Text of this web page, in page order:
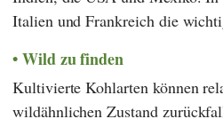
Italien und Frankreich die
Wild zu finden
Kultivierte Kohlarten können
wildähnlichen Zustand